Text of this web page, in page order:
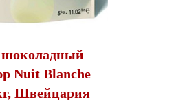
Nuit Blanche
Швейцария